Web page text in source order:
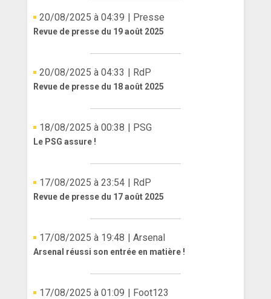
20/08/2025 à 04:39 | Presse
Revue de presse du 19 août 2025
20/08/2025 à 04:33 | RdP
Revue de presse du 18 août 2025
18/08/2025 à 00:38 | PSG
Le PSG assure !
17/08/2025 à 23:54 | RdP
Revue de presse du 17 août 2025
17/08/2025 à 19:48 | Arsenal
Arsenal réussi son entrée en matière !
17/08/2025 à 01:09 | Foot123